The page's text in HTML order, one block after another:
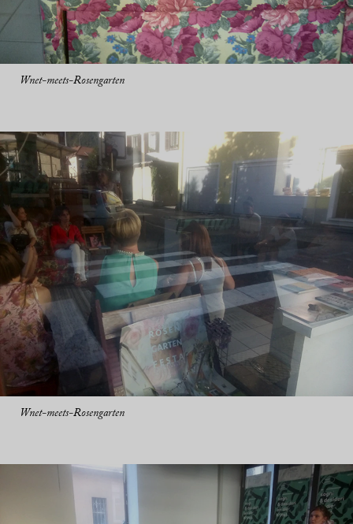
Wnet-meets-Rosengarten
Wnet-meets-Rosengarten